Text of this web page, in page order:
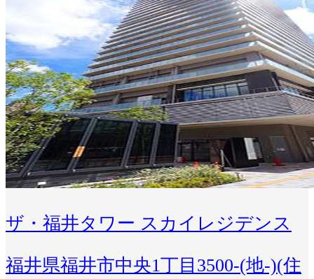
ザ・福井タワー スカイレジデンス
福井県福井市中央1丁目3500-(地-)(住